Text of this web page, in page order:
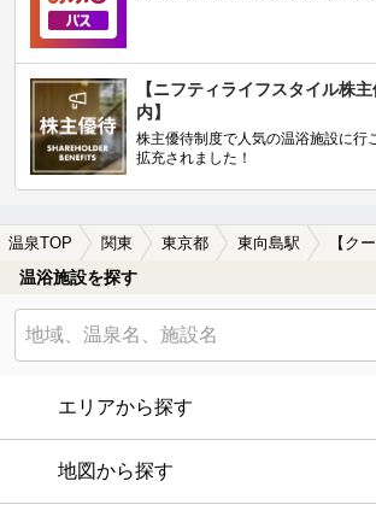
【ニフティライフスタイル株
内】
株主優待制度で人気の温浴施設に行
拡充されました！
温泉TOP 関東 東京都 東向島駅
温浴施設を探す
エリアから探す
地図から探す